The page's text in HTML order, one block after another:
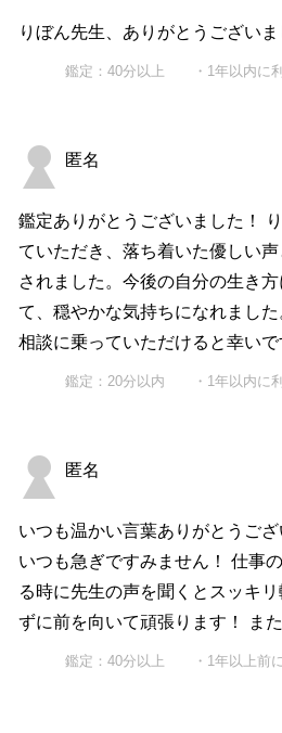
りぼん先生、ありがとうございま
鑑定：40分以上 ・1年以内に利
匿名
鑑定ありがとうございました！
ていただき、落ち着いた優しい
されました。今後の自分の生き
て、穏やかな気持ちになれまし
相談に乗っていただけると幸いで
鑑定：20分以内 ・1年以内に利
匿名
いつも温かい言葉ありがとうご
いつも急ぎですみません！ 仕事
る時に先生の声を聞くとスッキ
ずに前を向いて頑張ります！ ま
鑑定：40分以上 ・1年以上前に